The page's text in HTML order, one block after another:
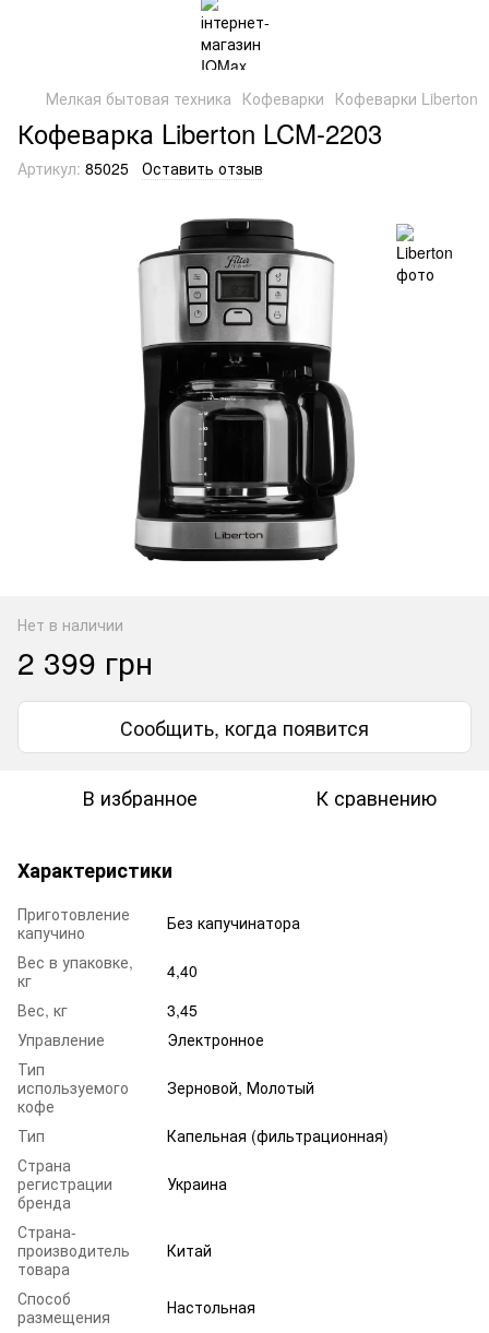
Мелкая бытовая техника Кофеварки Кофеварки Liberton
Кофеварка Liberton LCM-2203
Артикул: 85025 Оставить отзыв
Нет в наличии
2 399 грн
Сообщить, когда появится
В избранное К сравнению
Характеристики
Приготовление
капучино
Без капучинатора
Вес в упаковке,
кг
4,40
Вес, кг
3,45
Управление
Электронное
Тип
используемого
кофе
Зерновой, Молотый
Тип
Капельная (фильтрационная)
Страна
регистрации
бренда
Украина
Страна-
производитель
товара
Китай
Способ
размещения
Настольная